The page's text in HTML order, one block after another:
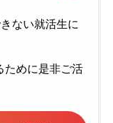
ない就活生に
ために是非ご活